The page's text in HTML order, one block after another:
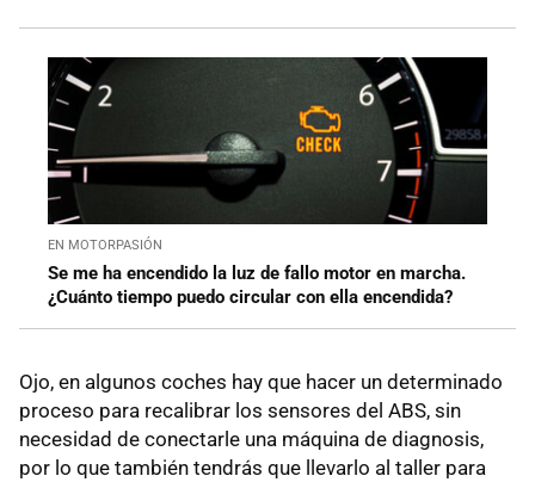
EN MOTORPASIÓN
Se me ha encendido la luz de fallo motor en marcha.
¿Cuánto tiempo puedo circular con ella encendida?
Ojo, en algunos coches hay que hacer un determinado
proceso para recalibrar los sensores del ABS, sin
necesidad de conectarle una máquina de diagnosis,
por lo que también tendrás que llevarlo al taller para